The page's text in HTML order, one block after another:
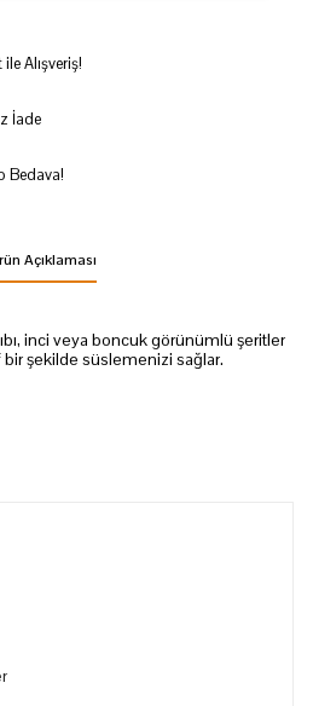
Alışveriş!
İade
Bedava!
Açıklaması
inci veya boncuk görünümlü şeritler
bir şekilde süslemenizi sağlar.